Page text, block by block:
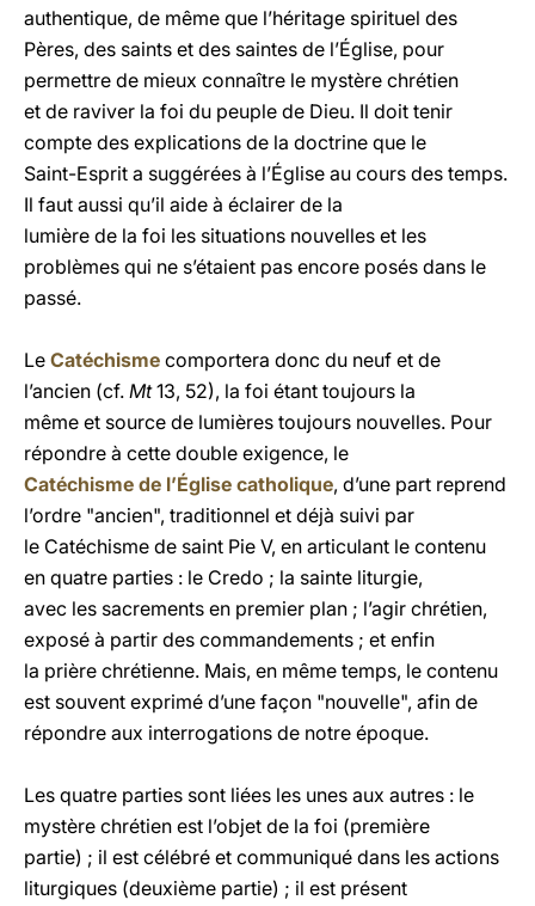
authentique, de même que l’héritage spirituel des
Pères, des saints et des saintes de l’Église, pour
permettre de mieux connaître le mystère chrétien
et de raviver la foi du peuple de Dieu. Il doit tenir
compte des explications de la doctrine que le
Saint-Esprit a suggérées à l’Église au cours des temps.
Il faut aussi qu’il aide à éclairer de la
lumière de la foi les situations nouvelles et les
problèmes qui ne s’étaient pas encore posés dans le
passé.
Le Catéchisme comportera donc du neuf et de
l’ancien (cf. Mt13, 52), la foi étant toujours la
même et source de lumières toujours nouvelles. Pour
répondre à cette double exigence, le
Catéchisme de l’Église catholique, d’une part reprend
l’ordre "ancien", traditionnel et déjà suivi par
le Catéchisme de saint Pie V, en articulant le contenu
en quatre parties : le Credo ; la sainte liturgie,
avec les sacrements en premier plan ; l’agir chrétien,
exposé à partir des commandements ; et enfin
la prière chrétienne. Mais, en même temps, le contenu
est souvent exprimé d’une façon "nouvelle", afin de
répondre aux interrogations de notre époque.
Les quatre parties sont liées les unes aux autres : le
mystère chrétien est l’objet de la foi (première
partie) ; il est célébré et communiqué dans les actions
liturgiques (deuxième partie) ; il est présent